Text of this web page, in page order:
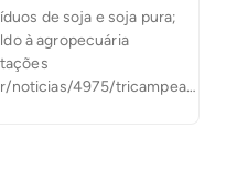
de soja e soja pura;
à agropecuária
noticias/4975/tricampeao-